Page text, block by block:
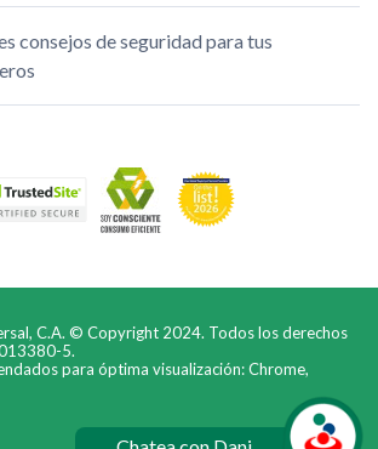
consejos de seguridad para tus
C.A. © Copyright 2024. Todos los derechos
5.
para óptima visualización: Chrome,